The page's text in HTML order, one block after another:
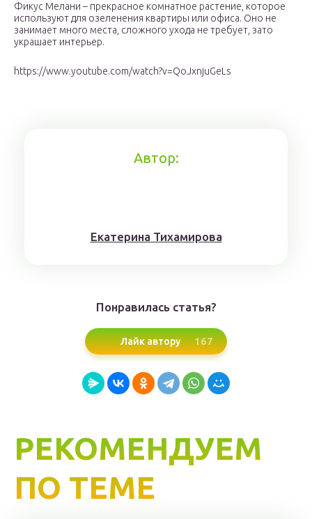
Фикус Мелани – прекрасное комнатное растение, которое
используют для озеленения квартиры или офиса. Оно не
занимает много места, сложного ухода не требует, зато
украшает интерьер.
https://www.youtube.com/watch?v=QoJxnjuGeLs
Автор:
Eкaтерина Тихaмировa
Понравилась статья?
Лайк автору 167
РЕКОМЕНДУЕМ
ПО ТЕМЕ